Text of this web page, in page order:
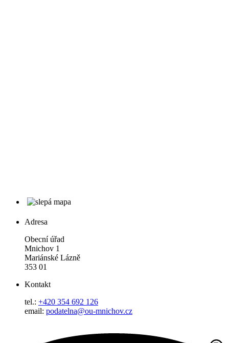
Adresa
Obecní úřad
Mnichov 1
Mariánské Lázně
353 01
Kontakt
tel.: +420 354 692 126
email: podatelna@ou-mnichov.cz